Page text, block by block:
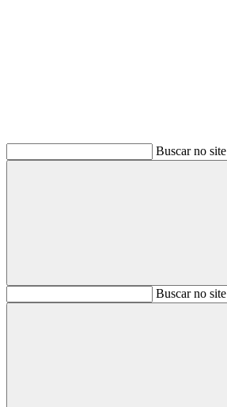
Buscar no site
BuscarBuscar no site